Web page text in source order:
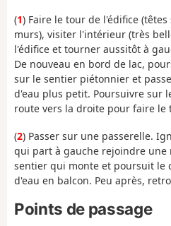
(1) Faire le tour de l'édifice
murs), visiter l'intérieur (très
l'édifice et tourner aussitôt à
De nouveau en bord de lac,
sur le sentier piétonnier et
d'eau plus petit. Poursuivre sur
route vers la droite pour faire le
(2) Passer sur une passerelle.
qui part à gauche rejoindre
sentier qui monte et poursuit le
d'eau en balcon. Peu après,
Points de passage